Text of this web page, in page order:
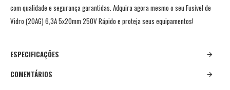
com qualidade e segurança garantidas. Adquira agora mesmo o seu Fusível de
Vidro (20AG) 6,3A 5x20mm 250V Rápido e proteja seus equipamentos!
ESPECIFICAÇÕES
COMENTÁRIOS